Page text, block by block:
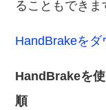
ることもできま
HandBrakeをダ
HandBrakeを
順